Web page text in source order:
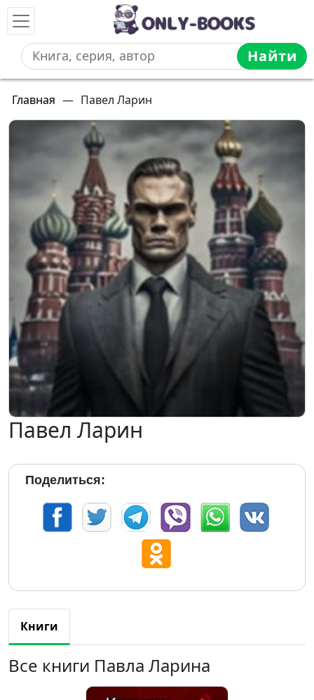
Найти
Главная — Павел Ларин
Павел Ларин
Поделиться:
Книги
Все книги Павла Ларина